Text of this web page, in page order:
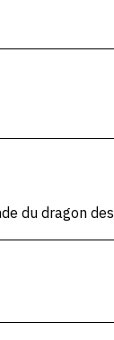
du dragon des